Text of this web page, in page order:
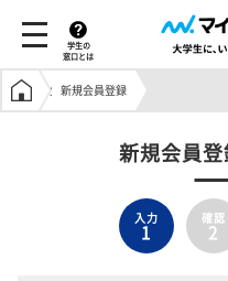
学生の
窓口とは
学生の窓口トップ
新規会員登録
新規会員
入力
1
確認
2